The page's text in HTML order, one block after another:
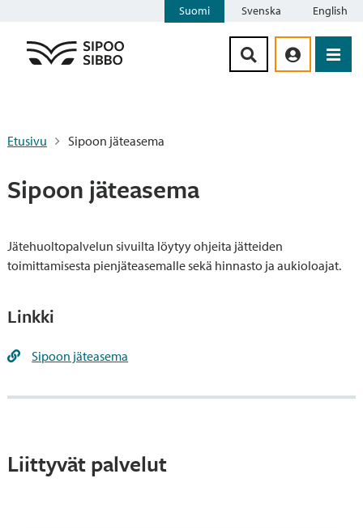
Suomi Svenska English
Etusivu Sipoon jäteasema
Sipoon jäteasema
Jätehuoltopalvelun sivuilta löytyy ohjeita jätteiden
toimittamisesta pienjäteasemalle sekä hinnasto ja aukioloajat.
Linkki
Sipoon jäteasema
Liittyvät palvelut